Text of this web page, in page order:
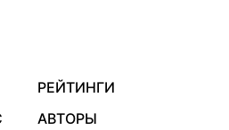
РЕЙТИНГИ
АВТОРЫ